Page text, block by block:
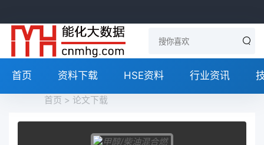
首页 资料下载 HSE资料 行业资讯
首页 > 论文下载